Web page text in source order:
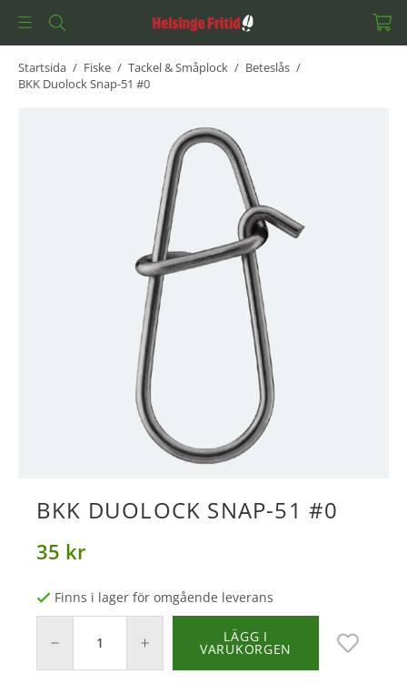
Startsida / Fiske / Tackel & Småplock / Beteslås /
BKK Duolock Snap-51 #0
BKK DUOLOCK SNAP-51 #0
35 kr
Finns i lager för omgående leverans
LÄGG I
VARUKORGEN